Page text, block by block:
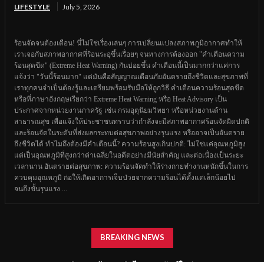
LIFESTYLE July 5, 2026
ร้อนจัดจนต้องเตือน! นี่ไม่ใช่เรื่องเล่นๆ การเปลี่ยนแปลงสภาพภูมิอากาศทำให้
เราเจอกับสภาพอากาศที่ร้อนระอุขึ้นเรื่อยๆ จนทางการต้องออก "คำเตือนความ
ร้อนสุดขีด" (Extreme Heat Warning) กันบ่อยขึ้น คำเตือนนี้เป็นมากกว่าแค่การ
แจ้งว่า "วันนี้ร้อนมาก" แต่มันคือสัญญาณเตือนภัยอันตรายถึงชีวิตและสุขภาพที่
เราทุกคนจำเป็นต้องรู้และเตรียมพร้อมรับมือให้ถูกวิธี คำเตือนความร้อนสุดขีด
หรือที่ภาษาอังกฤษเรียกว่า Extreme Heat Warning หรือ Heat Advisory เป็น
ประกาศจากหน่วยงานภาครัฐ เช่น กรมอุตุนิยมวิทยา หรือหน่วยงานด้าน
สาธารณสุข เพื่อแจ้งให้ประชาชนทราบว่ากำลังจะมีสภาพอากาศร้อนจัดผิดปกติ
และร้อนจัดในระดับที่ส่งผลกระทบต่อสุขภาพอย่างรุนแรง หรืออาจเป็นอันตราย
ถึงชีวิตได้ ทำไมถึงต้องมีคำเตือนนี้? ความร้อนสูงเกินปกติ: ไม่ใช่แค่อุณหภูมิสูง
แต่เป็นอุณหภูมิที่สูงกว่าค่าเฉลี่ยในอดีตอย่างมีนัยสำคัญ และต่อเนื่องเป็นระยะ
เวลานาน อันตรายต่อสุขภาพ: ความร้อนจัดทำให้ร่างกายทำงานหนักขึ้นในการ
ควบคุมอุณหภูมิ ก่อให้เกิดอาการเจ็บป่วยจากความร้อนได้ตั้งแต่เล็กน้อยไป
จนถึงขั้นรุนแรง ...
BREAKING NEWS